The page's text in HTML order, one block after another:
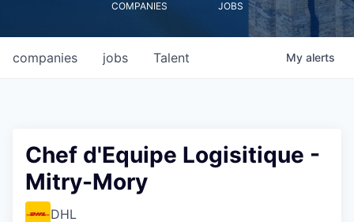
COMPANIES JOBS
jobs
companies Talent My alerts
Chef d'Equipe Logisitique -
Mitry-Mory
DHL